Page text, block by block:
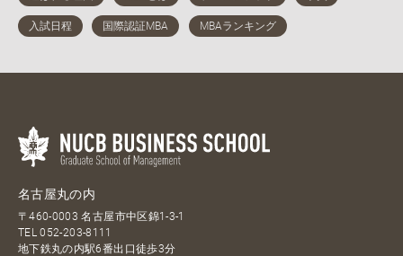
名古屋丸の内
〒460-0003 名古屋市中区錦1-3-1
TEL052-203-8111
地下鉄丸の内駅6番出口徒歩3分